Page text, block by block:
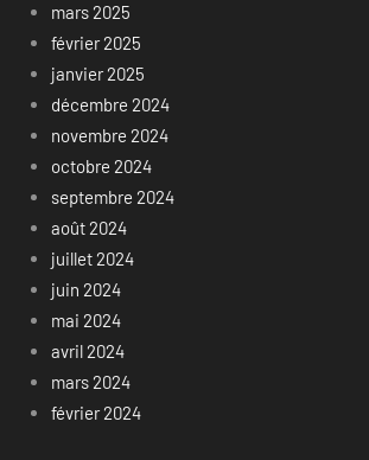
mars 2025
février 2025
janvier 2025
décembre 2024
novembre 2024
octobre 2024
septembre 2024
août 2024
juillet 2024
juin 2024
mai 2024
avril 2024
mars 2024
février 2024